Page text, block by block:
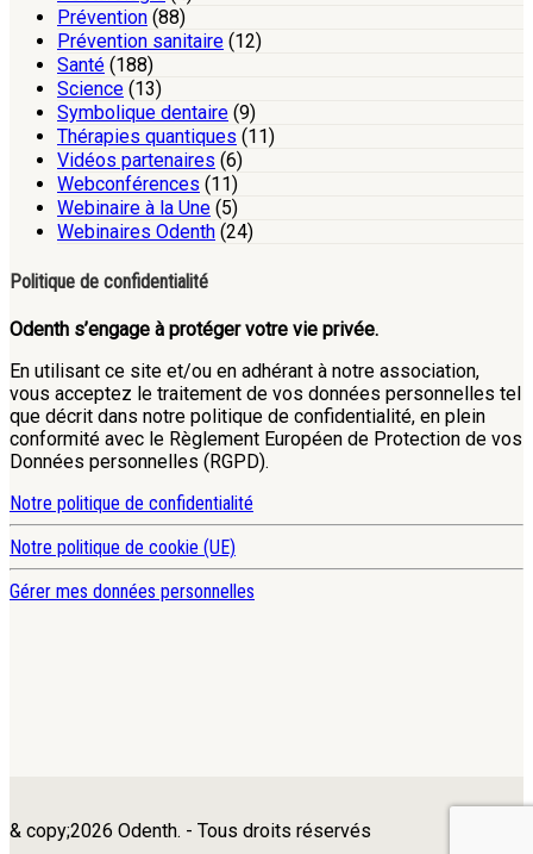
Prévention (88)
Prévention sanitaire (12)
Santé (188)
Science (13)
Symbolique dentaire (9)
Thérapies quantiques (11)
Vidéos partenaires (6)
Webconférences (11)
Webinaire à la Une (5)
Webinaires Odenth (24)
Politique de confidentialité
Odenth s’engage à protéger votre vie privée.
En utilisant ce site et/ou en adhérant à notre association,
vous acceptez le traitement de vos données personnelles tel
que décrit dans notre politique de confidentialité, en plein
conformité avec le Règlement Européen de Protection de vos
Données personnelles (RGPD).
Notre politique de confidentialité
Notre politique de cookie (UE)
Gérer mes données personnelles
& copy;2026 Odenth. - Tous droits réservés